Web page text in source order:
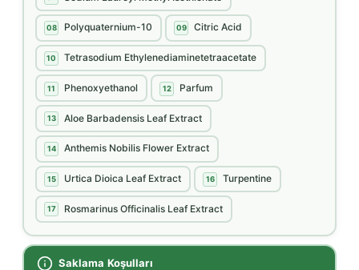
08 Polyquaternium-10 09 Citric Acid
10 Tetrasodium Ethylenediaminetetraacetate
11 Phenoxyethanol 12 Parfum
13 Aloe Barbadensis Leaf Extract
14 Anthemis Nobilis Flower Extract
15 Urtica Dioica Leaf Extract 16 Turpentine
17 Rosmarinus Officinalis Leaf Extract
Saklama Koşulları